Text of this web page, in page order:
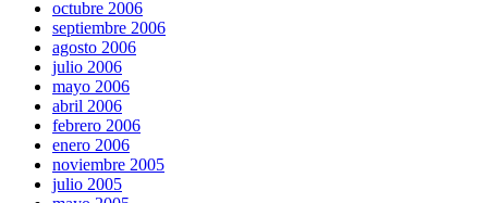
octubre 2006
septiembre 2006
agosto 2006
julio 2006
mayo 2006
abril 2006
febrero 2006
enero 2006
noviembre 2005
julio 2005